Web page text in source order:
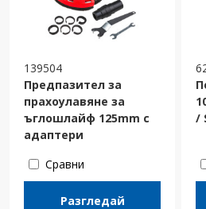
139504
Предпазител за
прахоулавяне за
ъглошлайф 125mm с
адаптери
Сравни
Разгледай
/